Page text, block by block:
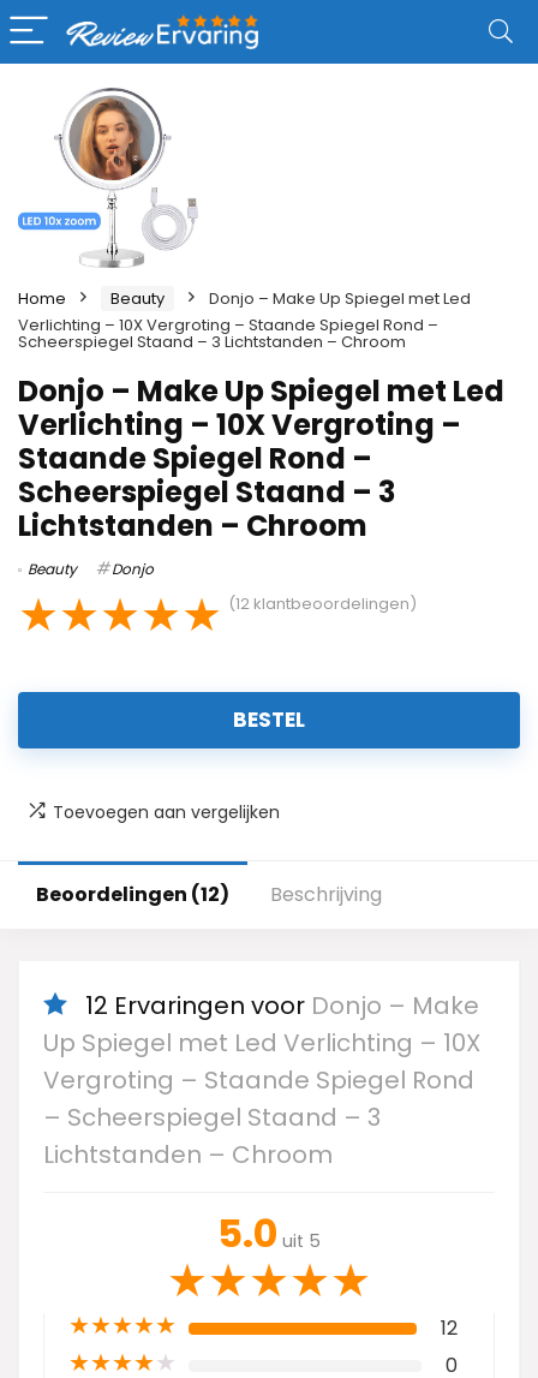
Home Beauty
Donjo – Make Up Spiegel met Led
Verlichting – 10X Vergroting – Staande Spiegel Rond –
Scheerspiegel Staand – 3 Lichtstanden – Chroom
Donjo – Make Up Spiegel met Led
Verlichting – 10X Vergroting –
Staande Spiegel Rond –
Scheerspiegel Staand – 3
Lichtstanden – Chroom
Beauty Donjo
★★★★★ (12 klantbeoordelingen)
BESTEL
Toevoegen aan vergelijken
Beoordelingen (12) Beschrijving
12 Ervaringen voor Donjo – Make
Up Spiegel met Led Verlichting – 10X
Vergroting – Staande Spiegel Rond
– Scheerspiegel Staand – 3
Lichtstanden – Chroom
5.0 uit 5
★★★★★
★★★★★ 12
★★★★★ 0